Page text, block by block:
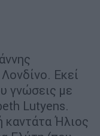
Εκεί
γνώσεις με
Lutyens.
καντάτα Ήλιος